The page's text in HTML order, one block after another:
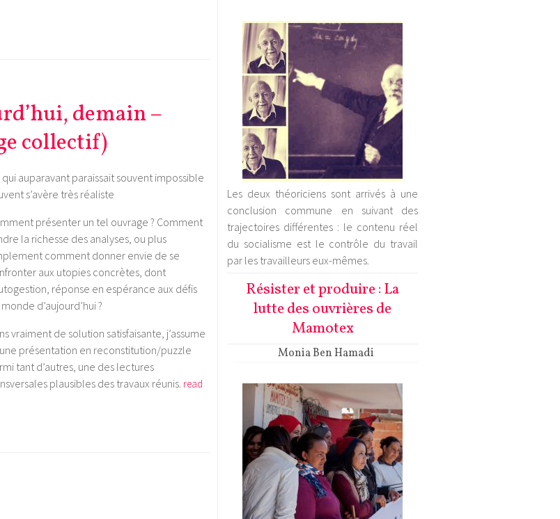
demain –
collectif)
qui auparavant paraissait souvent impossible
s’avère très réaliste
présenter un tel ouvrage ? Comment
la richesse des analyses, ou plus
comment donner envie de se
aux utopies concrètes, dont
réponse en espérance aux défis
d’aujourd’hui ?
vraiment de solution satisfaisante, j’assume
présentation en reconstitution/puzzle
tant d’autres, une des lectures
plausibles des travaux réunis. read
Les deux théoriciens sont arrivés à une
conclusion commune en suivant des
trajectoires différentes : le contenu réel
du socialisme est le contrôle du travail
par les travailleurs eux-mêmes.
Résister et produire : La
lutte des ouvrières de
Mamotex
Monia Ben Hamadi